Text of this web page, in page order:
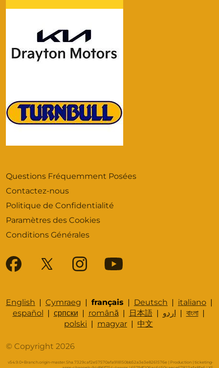
Questions Fréquemment Posées
Contactez-nous
Politique de Confidentialité
Paramètres des Cookies
Conditions Générales
English | Cymraeg | français | Deutsch | italiano |
español | српски | română| 日本語| اردو | বাংলা|
polski | magyar | 中文
© Copyright 2026
v54.9.0+Branch.origin-master.Sha.7329caf2e57570afa918150bb52a3e3e8261576e | Production | ticketing-